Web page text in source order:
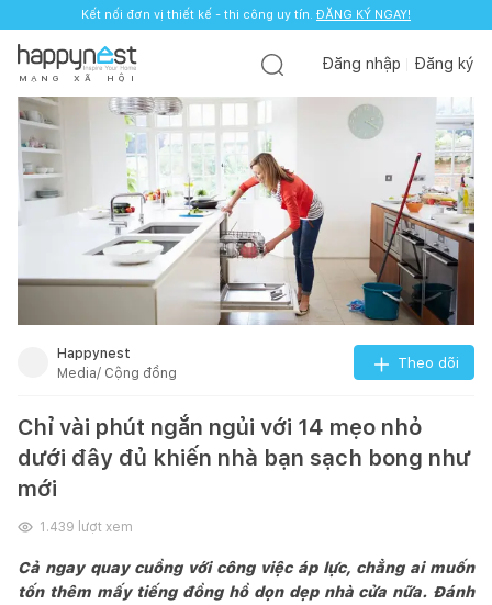
Kết nối đơn vị thiết kế - thi công uy tín. ĐĂNG KÝ NGAY!
M Ạ N G X Ã H Ộ I
Đăng nhập Đăng ký
Happynest
Media/ Cộng đồng
Theo dõi
Chỉ vài phút ngắn ngủi với 14 mẹo nhỏ
dưới đây đủ khiến nhà bạn sạch bong như
mới
1.439 lượt xem
Cả ngay quay cuồng với công việc áp lực, chẳng ai muốn
tốn thêm mấy tiếng đồng hồ dọn dẹp nhà cửa nữa. Đánh